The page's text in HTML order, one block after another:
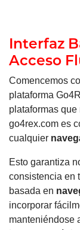
Interfaz
Acceso
Comencemos
plataforma
plataformas que
go4rex.com es
cualquier
Esto garantiza
consistencia en
basada en
incorporar
manteniéndose